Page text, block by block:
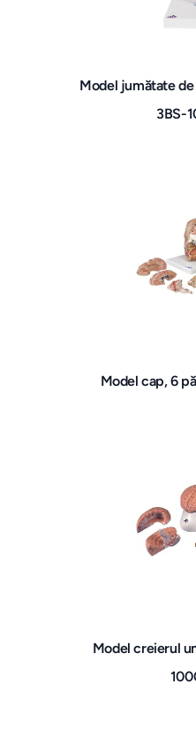
Model jumătate
3BS-
Model cap, 6
Model creierul